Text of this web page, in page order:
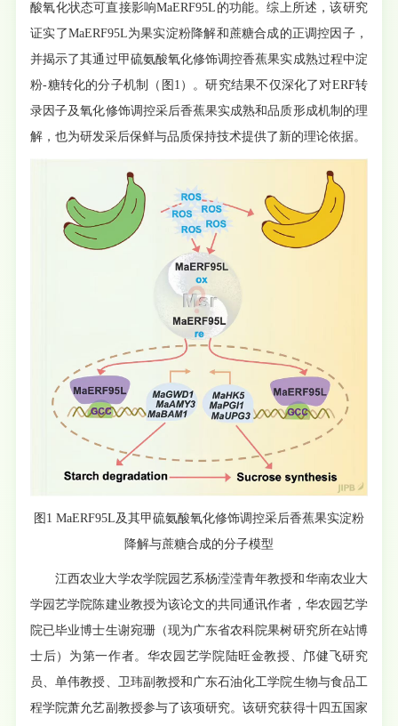
酸氧化状态可直接影响MaERF95L的功能。综上所述，该研究
证实了MaERF95L为果实淀粉降解和蔗糖合成的正调控因子，
并揭示了其通过甲硫氨酸氧化修饰调控香蕉果实成熟过程中淀
粉-糖转化的分子机制（图1）。研究结果不仅深化了对ERF转
录因子及氧化修饰调控采后香蕉果实成熟和品质形成机制的理
解，也为研发采后保鲜与品质保持技术提供了新的理论依据。
图1 MaERF95L及其甲硫氨酸氧化修饰调控采后香蕉果实淀粉
降解与蔗糖合成的分子模型
江西农业大学农学院园艺系杨滢滢青年教授和华南农业大
学园艺学院陈建业教授为该论文的共同通讯作者，华农园艺学
院已毕业博士生谢宛珊（现为广东省农科院果树研究所在站博
士后）为第一作者。华农园艺学院陆旺金教授、邝健飞研究
员、单伟教授、卫玮副教授和广东石油化工学院生物与食品工
程学院萧允艺副教授参与了该项研究。该研究获得十四五国家